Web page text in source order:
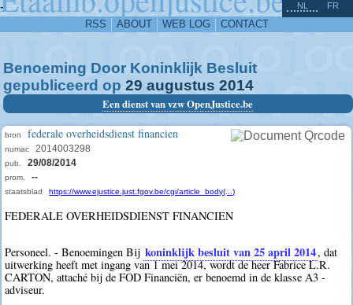
-
RSS ABOUT WEB LOG CONTACT
NL FR
Benoeming Door Koninklijk Besluit
gepubliceerd op 29 augustus 2014
Een dienst van vzw OpenJustice.be
bron federale overheidsdienst financien
numac 2014003298
pub. 29/08/2014
prom. --
staatsblad https://www.ejustice.just.fgov.be/cgi/article_body(...)
FEDERALE OVERHEIDSDIENST FINANCIEN
Personeel. - Benoemingen Bij koninklijk besluit van 25 april 2014, dat
uitwerking heeft met ingang van 1 mei 2014, wordt de heer Fabrice L.R.
CARTON, attaché bij de FOD Financiën, er benoemd in de klasse A3 -
adviseur.
^